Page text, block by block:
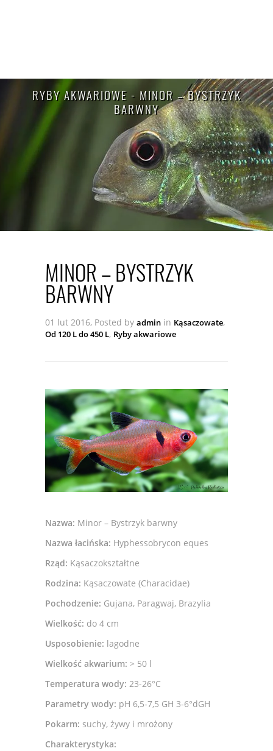
RYBY AKWARIOWE - MINOR – BYSTRZYK
BARWNY
MINOR – BYSTRZYK
BARWNY
01 lut 2016, Posted by admin in Kąsaczowate,
Od 120 L do 450 L, Ryby akwariowe
Nazwa: Minor – Bystrzyk barwny
Nazwa łacińska: Hyphessobrycon eques
Rząd: Kąsaczokształtne
Rodzina: Kąsaczowate (Characidae)
Pochodzenie: Gujana, Paragwaj, Brazylia
Wielkość: do 4 cm
Usposobienie: lagodne
Wielkość akwarium: > 50 l
Temperatura wody: 23-26°C
Parametry wody: pH 6,5-7,5 GH 3-6°dGH
Pokarm: suchy, żywy i mrożony
Charakterystyka: